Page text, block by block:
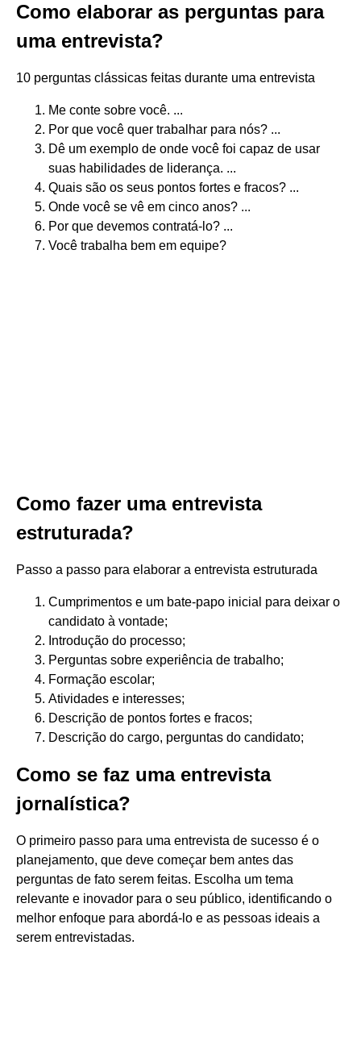
Como elaborar as perguntas para
uma entrevista?
10 perguntas clássicas feitas durante uma entrevista
Me conte sobre você. ...
Por que você quer trabalhar para nós? ...
Dê um exemplo de onde você foi capaz de usar
suas habilidades de liderança. ...
Quais são os seus pontos fortes e fracos? ...
Onde você se vê em cinco anos? ...
Por que devemos contratá-lo? ...
Você trabalha bem em equipe?
Como fazer uma entrevista
estruturada?
Passo a passo para elaborar a entrevista estruturada
Cumprimentos e um bate-papo inicial para deixar o
candidato à vontade;
Introdução do processo;
Perguntas sobre experiência de trabalho;
Formação escolar;
Atividades e interesses;
Descrição de pontos fortes e fracos;
Descrição do cargo, perguntas do candidato;
Como se faz uma entrevista
jornalística?
O primeiro passo para uma entrevista de sucesso é o
planejamento, que deve começar bem antes das
perguntas de fato serem feitas. Escolha um tema
relevante e inovador para o seu público, identificando o
melhor enfoque para abordá-lo e as pessoas ideais a
serem entrevistadas.